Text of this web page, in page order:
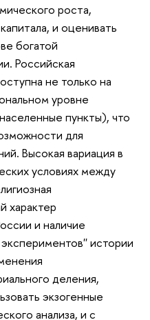
роста,
и оценивать
богатой
Российская
не только на
уровне
пункты), что
для
Высокая вариация в
условиях между
характер
и наличие
истории
деления,
экзогенные
анализа, и с